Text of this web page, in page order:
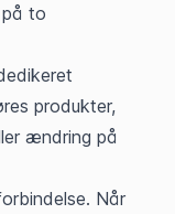
to
produkter,
ændring på
Når